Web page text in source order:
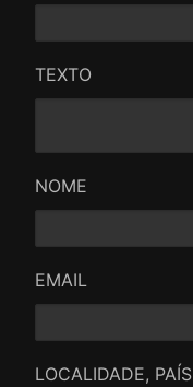
TEXTO
NOME
EMAIL
LOCALIDADE, PAÍS